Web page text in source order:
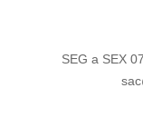
SEG a SEX